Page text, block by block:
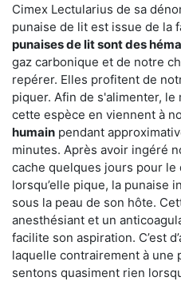
Cimex Lectularius de sa
punaise de lit est issue de la
punaises de lit sont des
gaz carbonique et de notre
repérer. Elles profitent de
piquer. Afin de s'alimenter, le
cette espèce en viennent à
humain pendant
minutes. Après avoir ingéré
cache quelques jours pour
lorsqu’elle pique, la punaise
sous la peau de son hôte.
anesthésiant et un
facilite son aspiration. C’est
laquelle contrairement à une
sentons quasiment rien